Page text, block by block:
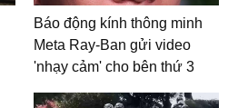
Báo động kính thông minh
Meta Ray-Ban gửi video
'nhạy cảm' cho bên thứ 3